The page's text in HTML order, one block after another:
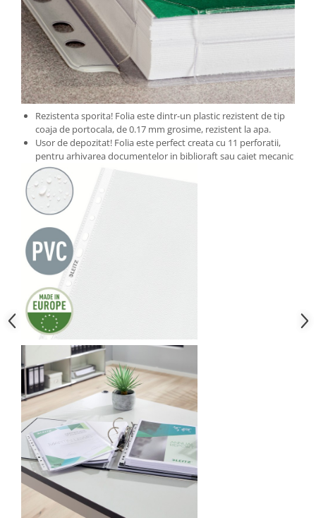
Diverse accesorii
Articole de unica folosinta
Copii - tricouri si hanorace
Comunicare si prezentare
Flipchart-uri
Ecrane Interactive
Sisteme de afisare
Ecrane de proiectie
Accesorii prezentare
Table magnetice (whiteboard-uri)
Electronice si accesorii tech
Gadgeturi mobile
Securitate digitala
Adaptoare de calatorie
Baterii si acumulatori
Cabluri si conectivitate
Incarcatoare wireless
Incarcatoare cu fir si auto
Ceasuri smart - Smartwatch
Baterii externe - Powerbanks
Accesorii localizare (FindMy)
Cartuse, tonere, consumabile PC
Standuri PC si suporturi
ergonomice
Rezistenta sporita! Folia este dintr-un plastic rezistent de tip
coaja de portocala, de 0.17 mm grosime, rezistent la apa.
Usor de depozitat! Folia este perfect creata cu 11 perforatii,
pentru arhivarea documentelor in biblioraft sau caiet mecanic